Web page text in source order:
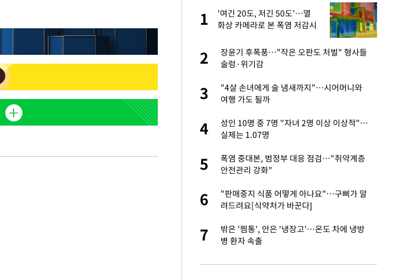
2
손떨림 건강이상설 한승연…"목디스크 심해
치료 중"
3
LAFC 손흥민, 리그스컵 톨루카전 선발 출
격…득점포 재가동 도전
4
'여긴 20도, 저긴 50도'…열화상 카메라로 본
5
이강인, 오늘 서울서 AT마드리드 입단
1
'여긴 20도, 저긴 50도'…열
화상 카메라로 본 폭염 저감시
2
장윤기 후폭풍…"작은 오판도 처벌" 형사들
술렁·위기감
3
"4살 손녀에게 술 냄새까지"…시어머니와
여행 가도 될까
4
성인 10명 중 7명 "자녀 2명 이상 이상적"…
실제는 1.07명
5
폭염 중대본, 범정부 대응 점검…"취약계층
안전관리 강화"
6
"판매중지 식품 어떻게 아나요"…구삐가 알
려드려요[식약처가 바꾼다]
7
밖은 '찜통', 안은 '냉장고'…온도 차에 냉방
병 환자 속출